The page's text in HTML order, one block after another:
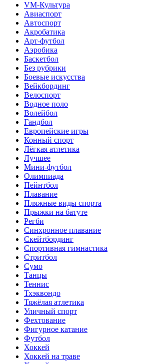
VM-Культура
Авиаспорт
Автоспорт
Акробатика
Арт-футбол
Аэробика
Баскетбол
Без рубрики
Боевые искусства
Вейкбординг
Велоспорт
Водное поло
Волейбол
Гандбол
Европейские игры
Конный спорт
Лёгкая атлетика
Лучшее
Мини-футбол
Олимпиада
Пейнтбол
Плавание
Пляжные виды спорта
Прыжки на батуте
Регби
Синхронное плавание
Скейтбординг
Спортивная гимнастика
Стритбол
Сумо
Танцы
Теннис
Тхэквондо
Тяжёлая атлетика
Уличный спорт
Фехтование
Фигурное катание
Футбол
Хоккей
Хоккей на траве